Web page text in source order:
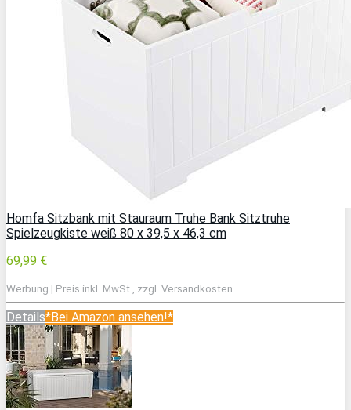
Homfa Sitzbank mit Stauraum Truhe Bank Sitztruhe
Spielzeugkiste weiß 80 x 39,5 x 46,3 cm
69,99 €
Werbung | Preis inkl. MwSt., zzgl. Versandkosten
Details*Bei Amazon ansehen!*